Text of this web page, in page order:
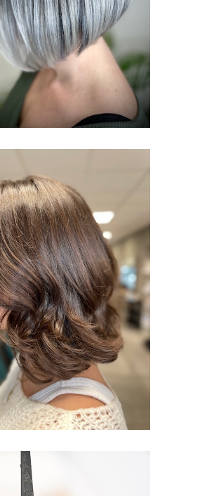
FEMMES
DE CHEVEUX
FEMMES